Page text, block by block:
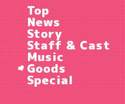
Top
News
Story
Staff & Cast
Music
Goods
Special